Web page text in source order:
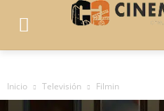
Inicio Televisión Filmin